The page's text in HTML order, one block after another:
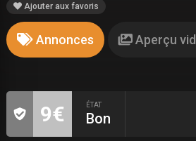
Ajouter aux favoris
Annonces Aperçu
9€ ÉTAT
Bon